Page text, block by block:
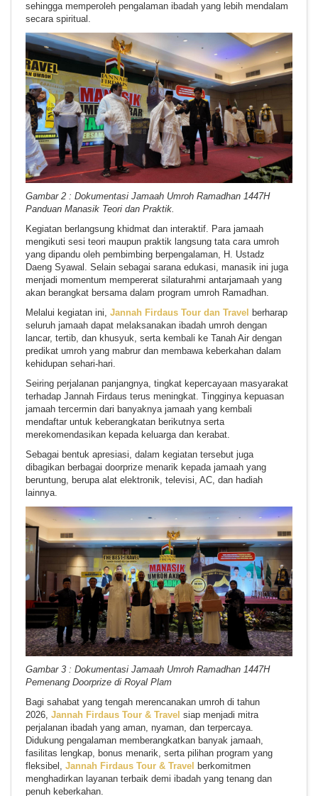
sehingga memperoleh pengalaman ibadah yang lebih mendalam
secara spiritual.
Gambar 2 : Dokumentasi Jamaah Umroh Ramadhan 1447H
Panduan Manasik Teori dan Praktik.
Kegiatan berlangsung khidmat dan interaktif. Para jamaah
mengikuti sesi teori maupun praktik langsung tata cara umroh
yang dipandu oleh pembimbing berpengalaman, H. Ustadz
Daeng Syawal. Selain sebagai sarana edukasi, manasik ini juga
menjadi momentum mempererat silaturahmi antarjamaah yang
akan berangkat bersama dalam program umroh Ramadhan.
Melalui kegiatan ini, Jannah Firdaus Tour dan Travel berharap
seluruh jamaah dapat melaksanakan ibadah umroh dengan
lancar, tertib, dan khusyuk, serta kembali ke Tanah Air dengan
predikat umroh yang mabrur dan membawa keberkahan dalam
kehidupan sehari-hari.
Seiring perjalanan panjangnya, tingkat kepercayaan masyarakat
terhadap Jannah Firdaus terus meningkat. Tingginya kepuasan
jamaah tercermin dari banyaknya jamaah yang kembali
mendaftar untuk keberangkatan berikutnya serta
merekomendasikan kepada keluarga dan kerabat.
Sebagai bentuk apresiasi, dalam kegiatan tersebut juga
dibagikan berbagai doorprize menarik kepada jamaah yang
beruntung, berupa alat elektronik, televisi, AC, dan hadiah
lainnya.
Gambar 3 : Dokumentasi Jamaah Umroh Ramadhan 1447H
Pemenang Doorprize di Royal Plam
Bagi sahabat yang tengah merencanakan umroh di tahun
2026, Jannah Firdaus Tour & Travel siap menjadi mitra
perjalanan ibadah yang aman, nyaman, dan terpercaya.
Didukung pengalaman memberangkatkan banyak jamaah,
fasilitas lengkap, bonus menarik, serta pilihan program yang
fleksibel, Jannah Firdaus Tour & Travel
berkomitmen
menghadirkan layanan terbaik demi ibadah yang tenang dan
penuh keberkahan.